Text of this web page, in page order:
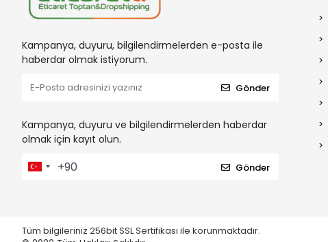
Kampanya, duyuru, bilgilendirmelerden e-posta ile
haberdar olmak istiyorum.
Gönder
Kampanya, duyuru ve bilgilendirmelerden haberdar
olmak için kayıt olun.
Gönder
Tüm bilgileriniz 256bit SSL Sertifikası ile korunmaktadır.